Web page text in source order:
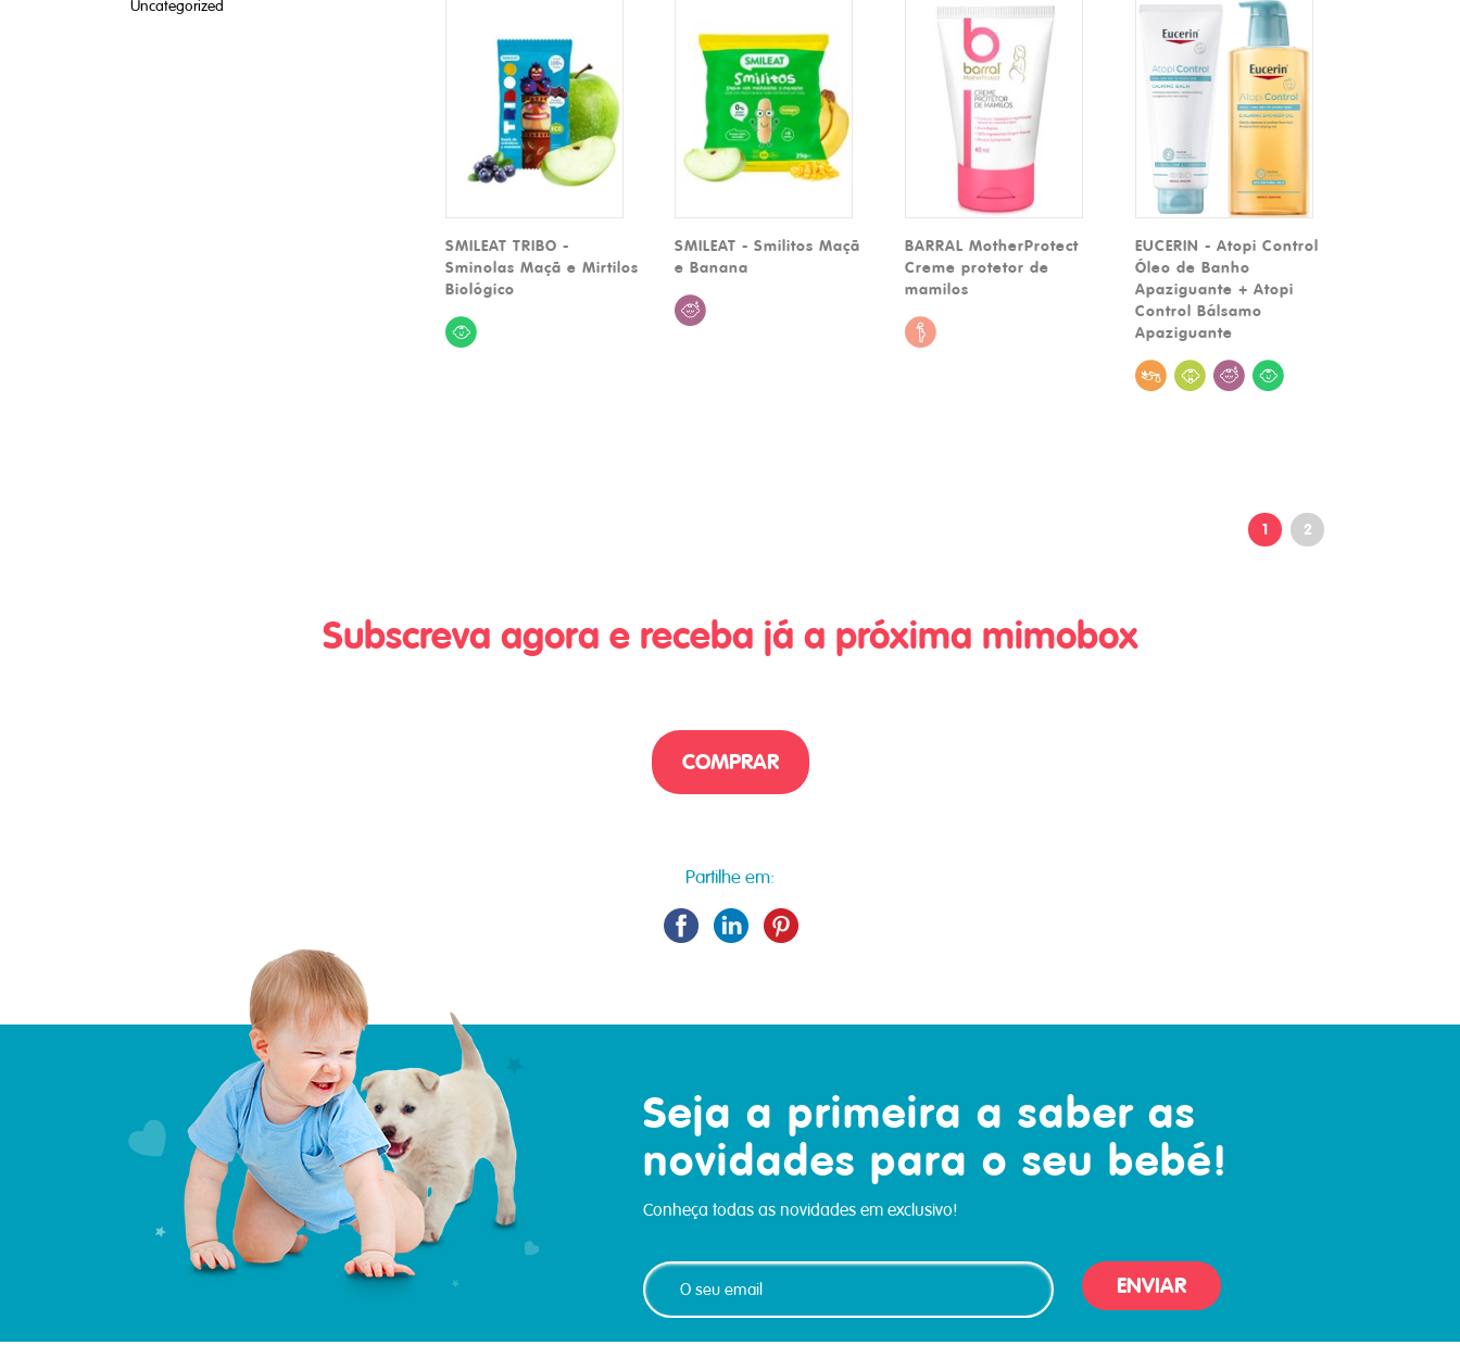
Uncategorized
SMILEAT TRIBO -
Sminolas Maçã e Mirtilos
Biológico
SMILEAT - Smilitos Maçã
e Banana
BARRAL MotherProtect
Creme protetor de
mamilos
EUCERIN - Atopi Control
Óleo de Banho
Apaziguante + Atopi
Control Bálsamo
Apaziguante
1 2
Subscreva agora e receba já a próxima mimobox
COMPRAR
Partilhe em:
Seja a primeira a saber as
novidades para o seu bebé!
Conheça todas as novidades em exclusivo!
ENVIAR